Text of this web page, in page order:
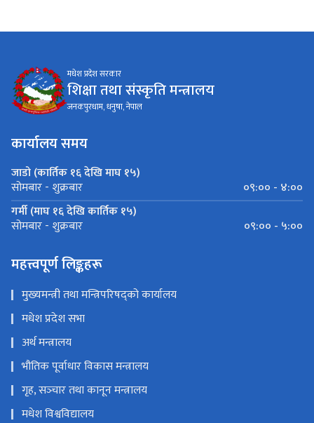
मधेश प्रदेश सरकार
शिक्षा तथा संस्कृति मन्त्रालय
जनकपुरधाम, धनुषा, नेपाल
कार्यालय समय
जाडो (कार्तिक १६ देखि माघ १५)
सोमबार - शुक्रबार
०९:०० - ४:००
गर्मी (माघ १६ देखि कार्तिक १५)
सोमबार - शुक्रबार ०९:०० - ५:००
महत्त्वपूर्ण लिङ्कहरू
मुख्यमन्त्री तथा मन्त्रिपरिषद्को कार्यालय
मधेश प्रदेश सभा
अर्थ मन्त्रालय
भौतिक पूर्वाधार विकास मन्त्रालय
गृह, सञ्‍चार तथा कानून मन्त्रालय
मधेश विश्वविद्यालय